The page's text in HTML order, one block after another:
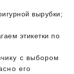
вырубки;
этикетки по
с выбором
его